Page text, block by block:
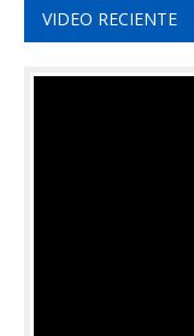
VIDEO RECIENTE